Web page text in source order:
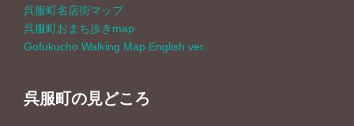
呉服町名店街マップ
呉服町おまち歩きmap
Gofukucho Walking Map English ver.
呉服町の見どころ